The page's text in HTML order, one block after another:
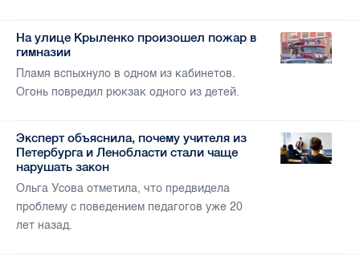
На улице Крыленко произошел пожар в
гимназии
Пламя вспыхнуло в одном из кабинетов.
Огонь повредил рюкзак одного из детей.
Эксперт объяснила, почему учителя из
Петербурга и Ленобласти стали чаще
нарушать закон
Ольга Усова отметила, что предвидела
проблему с поведением педагогов уже 20
лет назад.